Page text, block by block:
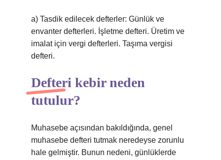
a) Tasdik edilecek defterler: Günlük ve
envanter defterleri. İşletme defteri. Üretim ve
imalat için vergi defterleri. Taşıma vergisi
defteri.
Defteri kebir neden
tutulur?
Muhasebe açısından bakıldığında, genel
muhasebe defteri tutmak neredeyse zorunlu
hale gelmiştir. Bunun nedeni, günlüklerde